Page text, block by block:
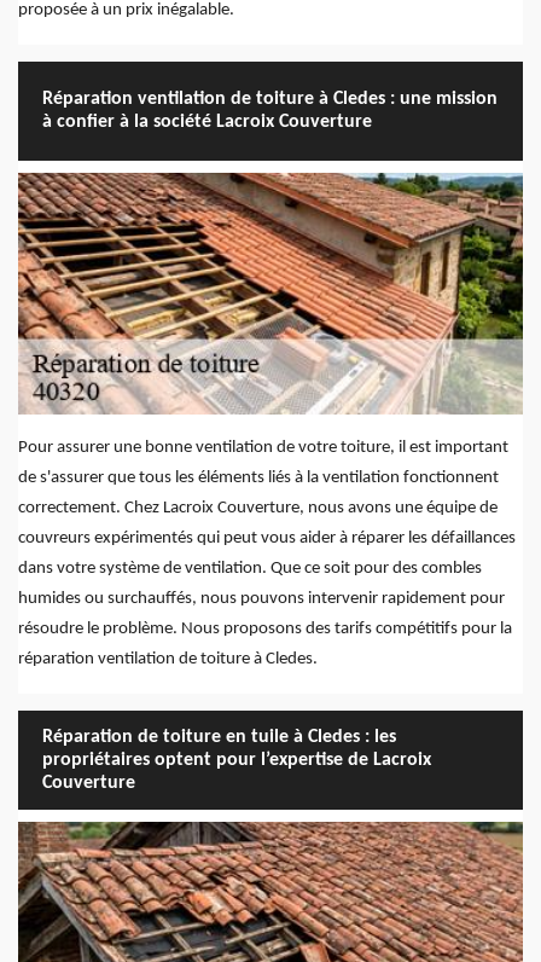
proposée à un prix inégalable.
Réparation ventilation de toiture à Cledes : une mission
à confier à la société Lacroix Couverture
Pour assurer une bonne ventilation de votre toiture, il est important
de s'assurer que tous les éléments liés à la ventilation fonctionnent
correctement. Chez Lacroix Couverture, nous avons une équipe de
couvreurs expérimentés qui peut vous aider à réparer les défaillances
dans votre système de ventilation. Que ce soit pour des combles
humides ou surchauffés, nous pouvons intervenir rapidement pour
résoudre le problème. Nous proposons des tarifs compétitifs pour la
réparation ventilation de toiture à Cledes.
Réparation de toiture en tuile à Cledes : les
propriétaires optent pour l’expertise de Lacroix
Couverture